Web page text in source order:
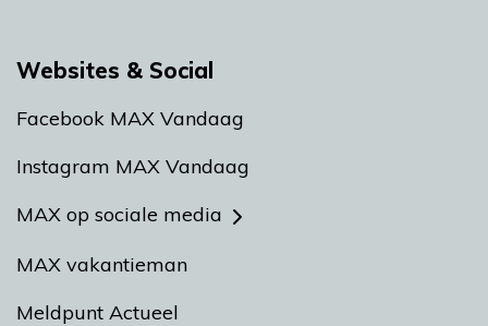
Websites & Social
Facebook MAX Vandaag
Instagram MAX Vandaag
MAX op sociale media
MAX vakantieman
Meldpunt Actueel